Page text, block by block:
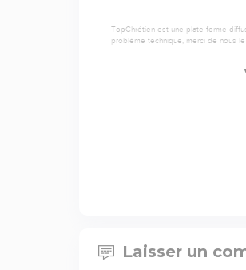
TopChrétien est une plate-forme
problème technique, merci de nous
Laisser un